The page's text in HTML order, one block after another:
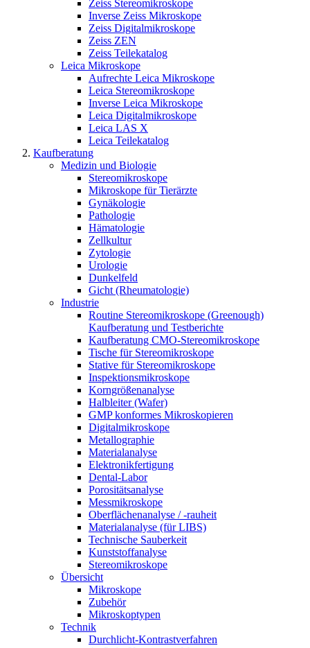
Zeiss Stereomikroskope
Inverse Zeiss Mikroskope
Zeiss Digitalmikroskope
Zeiss ZEN
Zeiss Teilekatalog
Leica Mikroskope
Aufrechte Leica Mikroskope
Leica Stereomikroskope
Inverse Leica Mikroskope
Leica Digitalmikroskope
Leica LAS X
Leica Teilekatalog
Kaufberatung
Medizin und Biologie
Stereomikroskope
Mikroskope für Tierärzte
Gynäkologie
Pathologie
Hämatologie
Zellkultur
Zytologie
Urologie
Dunkelfeld
Gicht (Rheumatologie)
Industrie
Routine Stereomikroskope (Greenough)
Kaufberatung und Testberichte
Kaufberatung CMO-Stereomikroskope
Tische für Stereomikroskope
Stative für Stereomikroskope
Inspektionsmikroskope
Korngrößenanalyse
Halbleiter (Wafer)
GMP konformes Mikroskopieren
Digitalmikroskope
Metallographie
Materialanalyse
Elektronikfertigung
Dental-Labor
Porositätsanalyse
Messmikroskope
Oberflächenanalyse / -rauheit
Materialanalyse (für LIBS)
Technische Sauberkeit
Kunststoffanalyse
Stereomikroskope
Übersicht
Mikroskope
Zubehör
Mikroskoptypen
Technik
Durchlicht-Kontrastverfahren